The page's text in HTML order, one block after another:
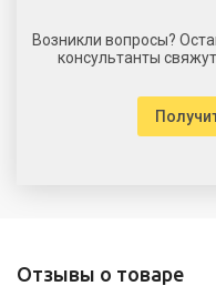
Возникли вопросы?
консультанты
Отзывы о товаре